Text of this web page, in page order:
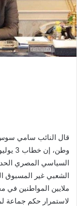
قال النائب سامي
السياسي المصري
ملايين المواطنين
لاستمرار حكم جماعة